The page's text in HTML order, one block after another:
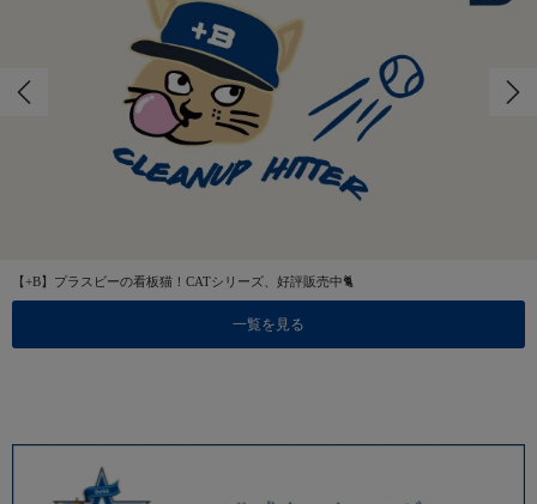
【+B】プラスビーの看板猫！CATシリーズ、好評販売中🐈
一覧を見る